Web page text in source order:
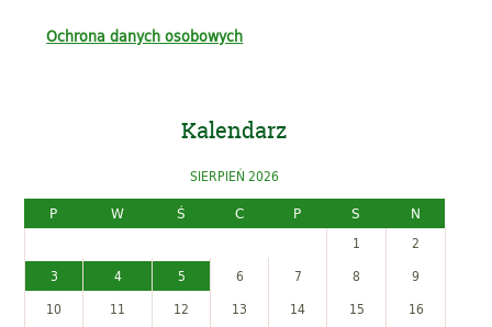
Ochrona danych osobowych
Kalendarz
SIERPIEŃ 2026
P
W Ś C P S
N
1
2
3
4 5 6 7 8
9
10
11 12 13 14 15
16